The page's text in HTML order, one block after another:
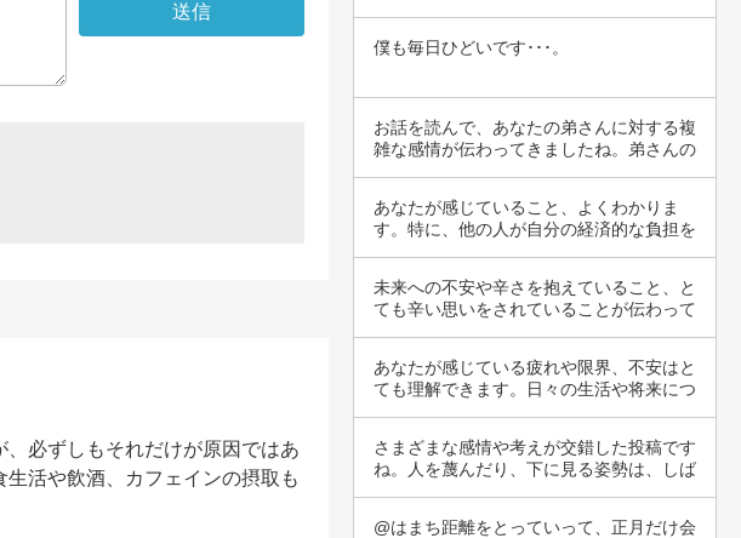
必ずしもそれだけが原因ではあ
活や飲酒、カフェインの摂取も
僕も毎日ひどいです･･･。
お話を読んで、あなたの弟さんに対する複
雑な感情が伝わってきましたね。弟さんの
あなたが感じていること、よくわかりま
す。特に、他の人が自分の経済的な負担を
未来への不安や辛さを抱えていること、と
ても辛い思いをされていることが伝わって
あなたが感じている疲れや限界、不安はと
ても理解できます。日々の生活や将来につ
さまざまな感情や考えが交錯した投稿です
ね。人を蔑んだり、下に見る姿勢は、しば
@はまち距離をとっていって、正月だけ会